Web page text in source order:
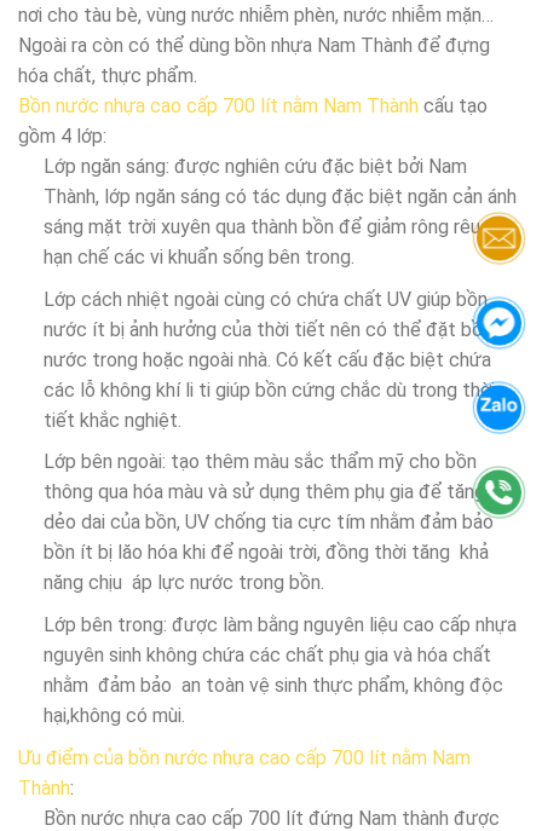
nơi cho tàu bè, vùng nước nhiễm phèn, nước nhiễm mặn…
Ngoài ra còn có thể dùng bồn nhựa Nam Thành để đựng
hóa chất, thực phẩm.
Bồn nước nhựa cao cấp 700 lít nằm Nam Thành cấu tạo
gồm 4 lớp:
Lớp ngăn sáng: được nghiên cứu đặc biệt bởi Nam
Thành, lớp ngăn sáng có tác dụng đặc biệt ngăn cản ánh
sáng mặt trời xuyên qua thành bồn để giảm rông rêu và
hạn chế các vi khuẩn sống bên trong.
Lớp cách nhiệt ngoài cùng có chứa chất UV giúp bồn
nước ít bị ảnh hưởng của thời tiết nên có thể đặt bồn
nước trong hoặc ngoài nhà. Có kết cấu đặc biệt chứa
các lỗ không khí li ti giúp bồn cứng chắc dù trong thời
tiết khắc nghiệt.
Lớp bên ngoài: tạo thêm màu sắc thẩm mỹ cho bồn
thông qua hóa màu và sử dụng thêm phụ gia để tăng sự
dẻo dai của bồn, UV chống tia cực tím nhằm đảm bảo
bồn ít bị lăo hóa khi để ngoài trời, đồng thời tăng khả
năng chịu áp lực nước trong bồn.
Lớp bên trong: được làm bằng nguyên liệu cao cấp nhựa
nguyên sinh không chứa các chất phụ gia và hóa chất
nhằm đảm bảo an toàn vệ sinh thực phẩm, không độc
hại,không có mùi.
Ưu điểm của bồn nước nhựa cao cấp 700 lít nằm Nam
Thành:
Bồn nước nhựa cao cấp 700 lít đứng Nam thành được